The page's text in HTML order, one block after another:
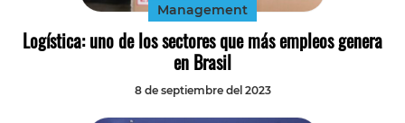
Management
Logística: uno de los sectores que más empleos genera
en Brasil
8 de septiembre del 2023